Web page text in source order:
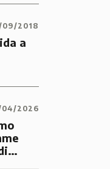
09/2018
a
04/2026